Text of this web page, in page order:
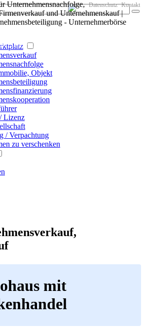
Unternehmen
Datenschutz Kontakt
Objekt
Lizenz
/ Verpachtung
zu verschenken
mit